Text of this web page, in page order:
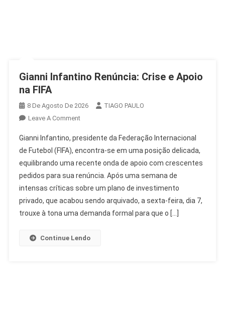
Gianni Infantino Renúncia: Crise e Apoio
na FIFA
8 De Agosto De 2026
TIAGO PAULO
Leave A CommentOn
Infantino
Renúncia:
Crise
E
Apoio
Na
FIFA
Gianni Infantino, presidente da Federação Internacional
de Futebol (FIFA), encontra-se em uma posição delicada,
equilibrando uma recente onda de apoio com crescentes
pedidos para sua renúncia. Após uma semana de
intensas críticas sobre um plano de investimento
privado, que acabou sendo arquivado, a sexta-feira, dia 7,
trouxe à tona uma demanda formal para que o […]
Continue Lendo